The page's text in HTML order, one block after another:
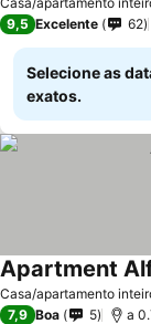
9,5 Excelente 62
Selecione as
exatos.
Casa/apartamento
Apartment
7,9 Boa 5 a